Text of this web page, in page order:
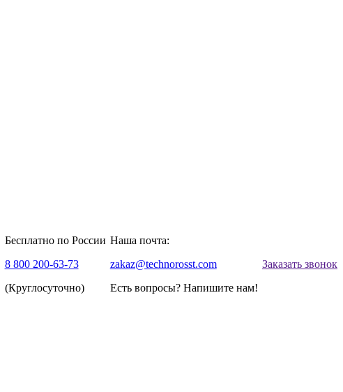
Бесплатно по России
8 800 200-63-73
(Круглосуточно)
Наша почта:
zakaz@technorosst.com
Есть вопросы? Напишите нам!
Заказать звонок